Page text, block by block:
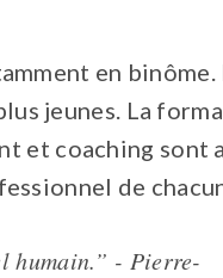
en binôme.
jeunes. La
et coaching sont
de
humain.” - Pierre-